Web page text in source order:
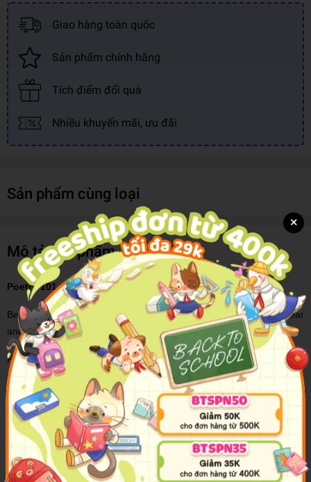
Giao hàng toàn quốc
Sản phẩm chính hãng
Tích điểm đổi quà
Nhiều khuyến mãi, ưu đãi
Sản phẩm cùng loại
Mô tả sản phẩm
Poetry 101
Become a poet and write poetry with ease with help from this clear
and simple guide in the popular 101 series.
Poetry never goes out of style. An ancient writing form found in
civilizations across the world, poetry continues to inform the way we
write now, whether we realize it or not—especially in social media—
with its focus on brevity and creating the greatest possible impact
with the fewest words. Poetry 101 is your companion to the
wonderful world of meter and rhyme, and walks you through the
basics of poetry. From Shakespeare and Chaucer, to Maya Angelou
and Rupi Kaur, you’ll explore the different styles and methods of
×